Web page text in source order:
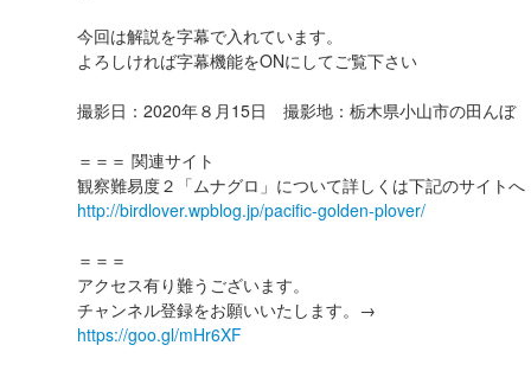
今回は解説を字幕で入れています。
よろしければ字幕機能をONにしてご覧下さい
撮影日：2020年８月15日 撮影地：栃木県小山市の田んぼ
＝＝＝ 関連サイト
観察難易度２「ムナグロ」について詳しくは下記のサイトへ
http://birdlover.wpblog.jp/pacific-golden-plover/
＝＝＝
アクセス有り難うございます。
チャンネル登録をお願いいたします。→
https://goo.gl/mHr6XF